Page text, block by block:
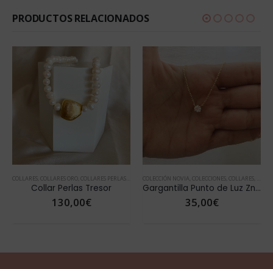
PRODUCTOS RELACIONADOS
VER TODOS COLLARES,VER TODOS CRISMÓN
DE LA MADRE,JOYAS CON PERLAS,VER TODOS COLLARES
COLECCIÓN NOVIA,COLECCIONES,COLLARES, COLLARES ORO,DÍA DE LA MADRE,VER TODOS COLLARES
35,00€
COLLARES, COLLARES LETRAS,COLLARES ORO
Collar Letra Chapita
26,00€